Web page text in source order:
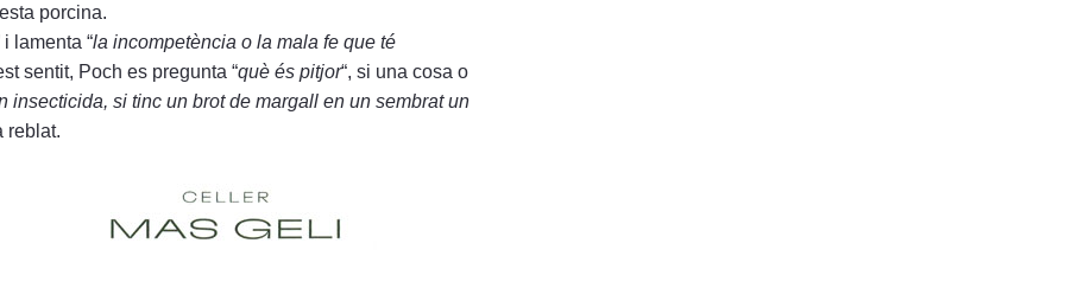
porcina.
i lamenta “la incompetència o la mala fe que té
sentit, Poch es pregunta “què és pitjor“, si una cosa o
si tinc un brot de margall en un sembrat un
reblat.